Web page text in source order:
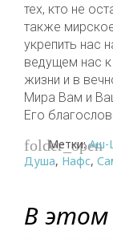
тех, кто не
также
укрепить нас
ведущем нас
жизни и в
Мира Вам и
Его
folder_open
Метки:Аш-
Душа, Нафс,
В этом